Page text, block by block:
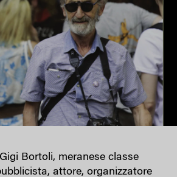
Bortoli, meranese classe
attore, organizzatore